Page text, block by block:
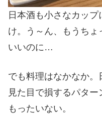
日本酒も小さなカッ
け。う～ん、もうちょ
いいのに…
でも料理はなかなか。
見た目で損するパター
もったいない。